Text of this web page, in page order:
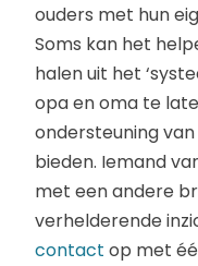
ouders met hun
Soms kan het
halen uit het
opa en oma te
ondersteuning
bieden. Iemand
met een andere
verhelderende
contact op met